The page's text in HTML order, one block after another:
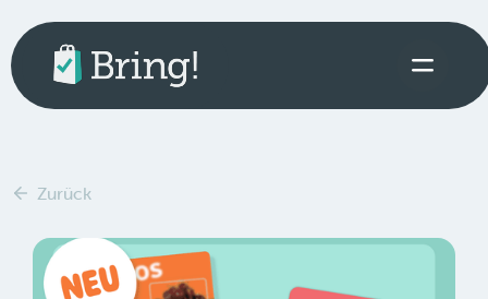
Zurück